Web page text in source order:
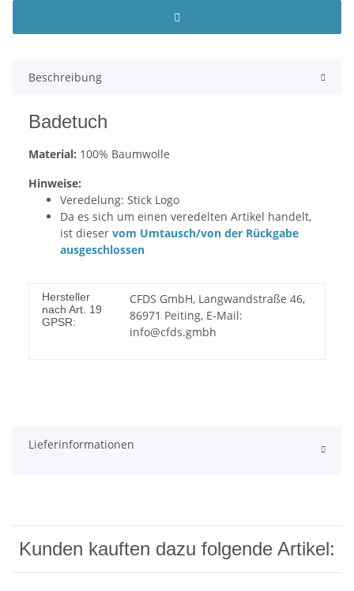
Beschreibung
Badetuch
Material: 100% Baumwolle
Hinweise:
Veredelung: Stick Logo
Da es sich um einen veredelten Artikel handelt,
ist dieser vom Umtausch/von der Rückgabe
ausgeschlossen
Hersteller
nach Art. 19
GPSR:
CFDS GmbH, Langwandstraße 46,
86971 Peiting, E-Mail:
info@cfds.gmbh
Lieferinformationen
Kunden kauften dazu folgende Artikel: